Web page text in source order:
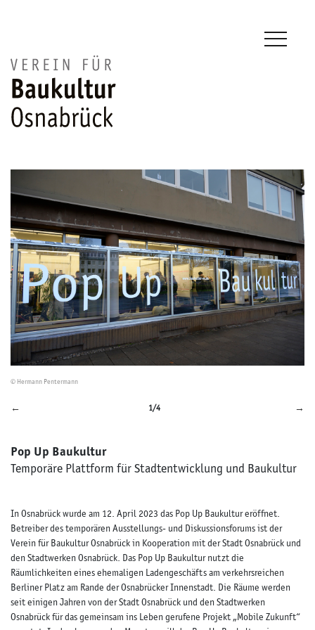
© Hermann Pentermann
← →
1/4
Pop Up Baukultur
Temporäre Plattform für Stadtentwicklung und Baukultur
In Osnabrück wurde am 12. April 2023 das Pop Up Baukultur eröffnet.
Betreiber des temporären Ausstellungs- und Diskussionsforums ist der
Verein für Baukultur Osnabrück in Kooperation mit der Stadt Osnabrück und
den Stadtwerken Osnabrück. Das Pop Up Baukultur nutzt die
Räumlichkeiten eines ehemaligen Ladengeschäfts am verkehrsreichen
Berliner Platz am Rande der Osnabrücker Innenstadt. Die Räume werden
seit einigen Jahren von der Stadt Osnabrück und den Stadtwerken
Osnabrück für das gemeinsam ins Leben gerufene Projekt „Mobile Zukunft“